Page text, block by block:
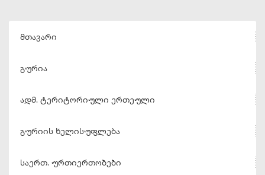
მთავარი
გურია
ადმ. ტერიტორიული ერთეული
გურიის ხელისუფლება
საერთ. ურთიერთობები